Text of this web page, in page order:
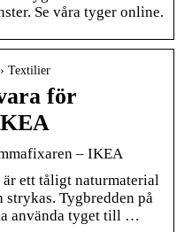
Se våra tyger online.
Textilier
för
– IKEA
ett tåligt naturmaterial
strykas. Tygbredden på
använda tyget till …